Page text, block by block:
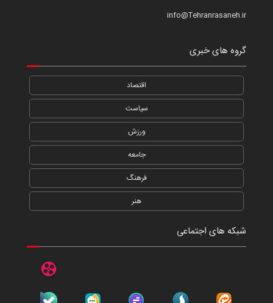
info@Tehranrasaneh.ir
گروه های خبری
اقتصاد
سیاست
ورزش
جامعه
فرهنگ
هنر
شبکه های اجتماعی